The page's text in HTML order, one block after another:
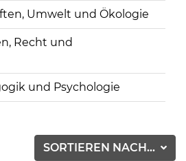
Umwelt und Ökologie
Recht und
und Psychologie
SORTIEREN NACH...